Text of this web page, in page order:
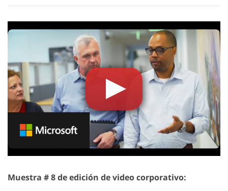
Muestra # 8 de edición de video corporativo: